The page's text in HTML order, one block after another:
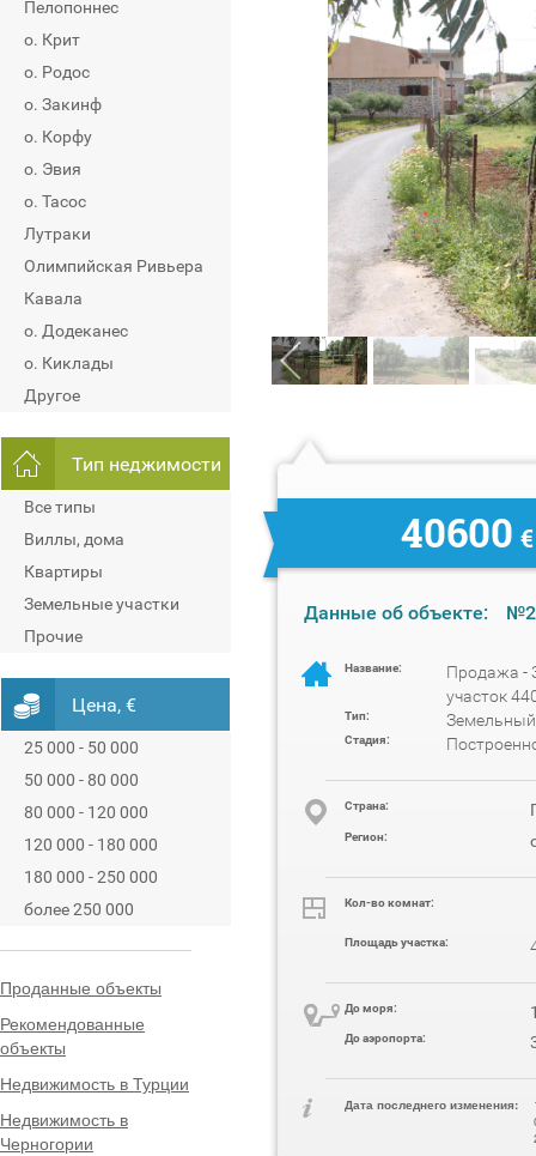
Пелопоннес
о. Крит
о. Родос
о. Закинф
о. Корфу
о. Эвия
о. Тасос
Лутраки
Олимпийская Ривьера
Кавала
о. Додеканес
о. Киклады
Другое
Тип неджимости
Все типы
Виллы, дома
Квартиры
Земельные участки
Прочие
Цена, €
25 000 - 50 000
50 000 - 80 000
80 000 - 120 000
120 000 - 180 000
180 000 - 250 000
более 250 000
Проданные объекты
Рекомендованные
объекты
Недвижимость в Турции
Недвижимость в
Черногории
40600 €
Данные об объекте:
Название:
Продажа -
участок
Тип: Земельный
Стадия:
Cтрана:
Регион:
Кол-во комнат:
Площадь участка:
До моря:
До аэропорта:
Дата последнего изменения: